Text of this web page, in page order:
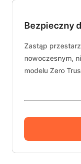
Bezpieczny
Zastąp
nowoczesnym,
modelu Zero